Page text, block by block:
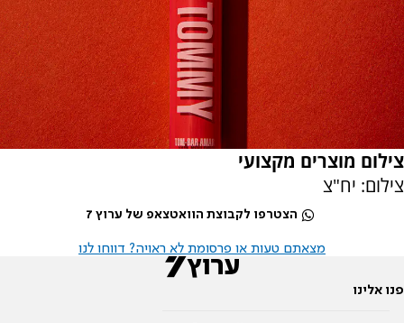
צילום מוצרים מקצועי
צילום: יח"צ
הצטרפו לקבוצת הוואטצאפ של ערוץ 7
מצאתם טעות או פרסומת לא ראויה? דווחו לנו
פנו אלינו